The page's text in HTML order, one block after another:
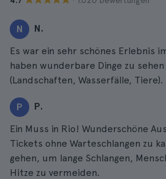
N N.
Es war ein sehr schönes Erlebnis
haben wunderbare Dinge zu
(Landschaften, Wasserfälle, Tiere).
P P.
Ein Muss in Rio! Wunderschöne
Tickets ohne Warteschlangen zu
gehen, um lange Schlangen,
Hitze zu vermeiden.